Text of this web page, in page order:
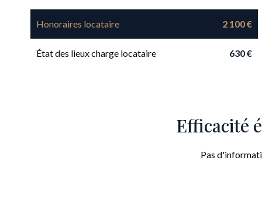
Honoraires locataire 2 100 €
État des lieux charge locataire 630 €
Efficacité
Pas